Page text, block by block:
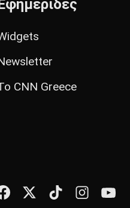
CNN Greece